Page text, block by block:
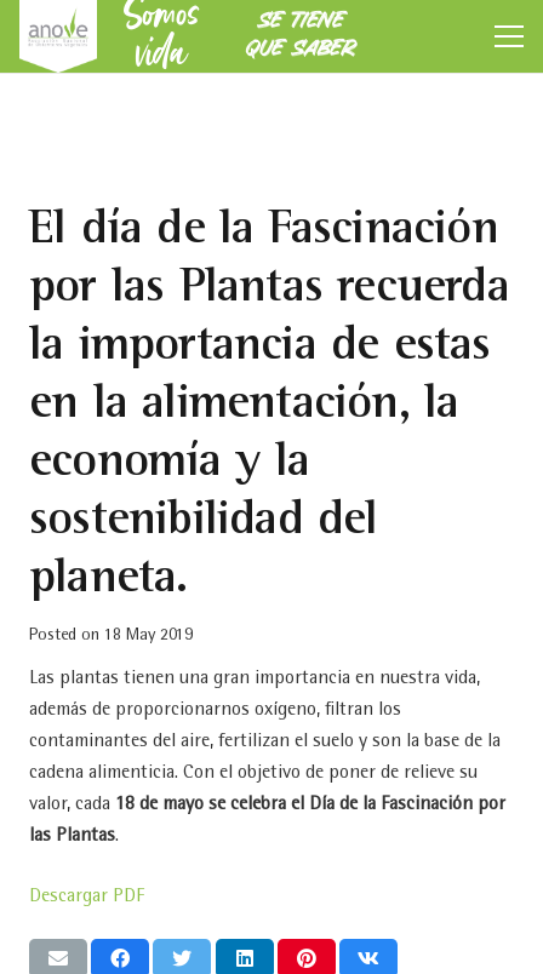
Somos
vida
SE TIENE
QUE SABER
El día de la Fascinación
por las Plantas recuerda
la importancia de estas
en la alimentación, la
economía y la
sostenibilidad del
planeta.
Posted on 18 May 2019
Las plantas tienen una gran importancia en nuestra vida,
además de proporcionarnos oxígeno, filtran los
contaminantes del aire, fertilizan el suelo y son la base de la
cadena alimenticia. Con el objetivo de poner de relieve su
valor, cada 18 de mayo se celebra el Día de la Fascinación por
las Plantas.
Descargar PDF